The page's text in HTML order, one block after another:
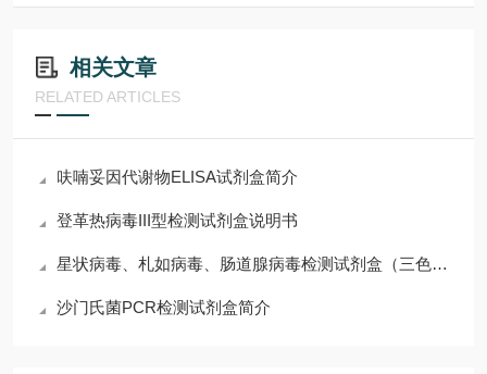
相关文章
RELATED ARTICLES
呋喃妥因代谢物ELISA试剂盒简介
登革热病毒III型检测试剂盒说明书
星状病毒、札如病毒、肠道腺病毒检测试剂盒（三色实时荧光PCR法）使用说明
沙门氏菌PCR检测试剂盒简介